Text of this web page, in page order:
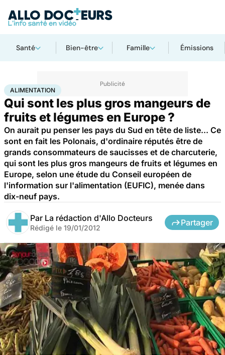
Santé Bien-être Famille Émissions
AccueilSantéMaladies Alimentation
ALIMENTATION
Qui sont les plus gros mangeurs de
fruits et légumes en Europe ?
On aurait pu penser les pays du Sud en tête de liste... Ce
sont en fait les Polonais, d'ordinaire réputés être de
grands consommateurs de saucisses et de charcuterie,
qui sont les plus gros mangeurs de fruits et légumes en
Europe, selon une étude du Conseil européen de
l'information sur l'alimentation (EUFIC), menée dans
dix-neuf pays.
Par La rédaction d'Allo Docteurs
Rédigé le 19/01/2012
Partager